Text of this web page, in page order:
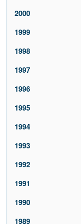
2000
1999
1998
1997
1996
1995
1994
1993
1992
1991
1990
1989